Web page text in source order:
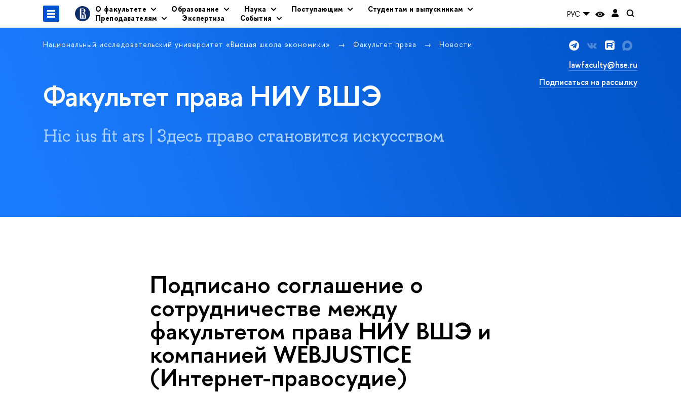
О факультете Образование Наука Поступающим
Студентам и выпускникам
Преподавателям
Экспертиза События РУС
Национальный исследовательский университет «Высшая школа экономики» Факультет права Новости
Факультет права НИУ ВШЭ
Hic ius fit ars | Здесь право становится искусством
lawfaculty@hse.ru
Подписаться на рассылку
Подписано соглашение о
сотрудничестве между
факультетом права НИУ ВШЭ и
компанией WEBJUSTICE
(Интернет-правосудие)